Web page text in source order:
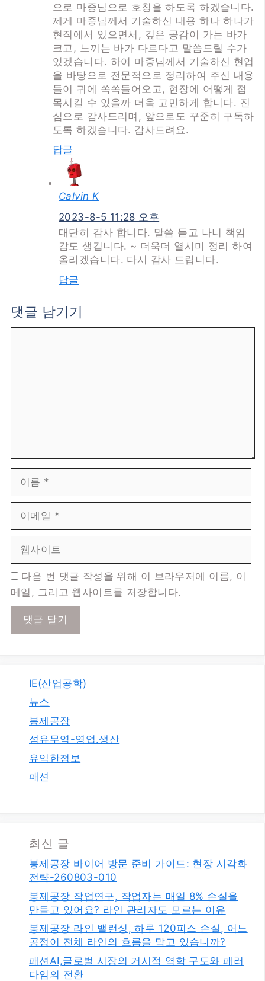
으로 마중님으로 호칭을 하도록 하겠습니다.
제게 마중님께서 기술하신 내용 하나 하나가
현직에서 있으면서, 깊은 공감이 가는 바가
크고, 느끼는 바가 다르다고 말씀드릴 수가
있겠습니다. 하여 마중님께서 기술하신 현업
을 바탕으로 전문적으로 정리하여 주신 내용
들이 귀에 쏙쏙들어오고, 현장에 어떻게 접
목시킬 수 있을까 더욱 고민하게 합니다. 진
심으로 감사드리며, 앞으로도 꾸준히 구독하
도록 하겠습니다. 감사드려요.
답글
Calvin K
2023-8-5 11:28 오후
대단히 감사 합니다. 말씀 듣고 나니 책임
감도 생깁니다. ~ 더욱더 열시미 정리 하여
올리겠습니다. 다시 감사 드립니다.
답글
댓글 남기기
일
이
다음 번 댓글 작성을 위해 이 브라우저에 이름, 이
메일, 그리고 웹사이트를 저장합니다.
IE(산업공학)
뉴스
봉제공장
섬유무역-영업.생산
유익한정보
패션
최신 글
봉제공장 바이어 방문 준비 가이드: 현장 시각화
전략-260803-010
봉제공장 작업연구, 작업자는 매일 8% 손실을
만들고 있어요? 라인 관리자도 모르는 이유
봉제공장 라인 밸런싱, 하루 120피스 손실, 어느
공정이 전체 라인의 흐름을 막고 있습니까?
패션AI,글로벌 시장의 거시적 역학 구도와 패러
다임의 전환